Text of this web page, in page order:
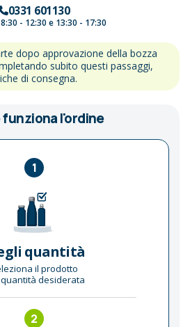
0331 601130
- 12:30 e 13:30 - 17:30
dopo approvazione della bozza
subito questi passaggi,
di consegna.
funziona l'ordine
1
quantità
il prodotto
desiderata
2